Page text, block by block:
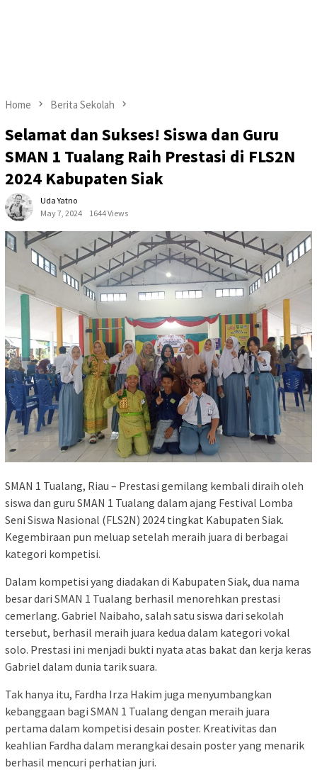
Home Berita Sekolah
Selamat dan Sukses! Siswa dan Guru
SMAN 1 Tualang Raih Prestasi di FLS2N
2024 Kabupaten Siak
Uda Yatno
May 7, 2024
1644 Views
SMAN 1 Tualang, Riau – Prestasi gemilang kembali diraih oleh
siswa dan guru SMAN 1 Tualang dalam ajang Festival Lomba
Seni Siswa Nasional (FLS2N) 2024 tingkat Kabupaten Siak.
Kegembiraan pun meluap setelah meraih juara di berbagai
kategori kompetisi.
Dalam kompetisi yang diadakan di Kabupaten Siak, dua nama
besar dari SMAN 1 Tualang berhasil menorehkan prestasi
cemerlang. Gabriel Naibaho, salah satu siswa dari sekolah
tersebut, berhasil meraih juara kedua dalam kategori vokal
solo. Prestasi ini menjadi bukti nyata atas bakat dan kerja keras
Gabriel dalam dunia tarik suara.
Tak hanya itu, Fardha Irza Hakim juga menyumbangkan
kebanggaan bagi SMAN 1 Tualang dengan meraih juara
pertama dalam kompetisi desain poster. Kreativitas dan
keahlian Fardha dalam merangkai desain poster yang menarik
berhasil mencuri perhatian juri.